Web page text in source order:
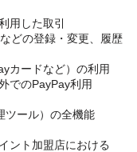
用した取引
どの登録・変更、履歴
カードなど）の利用
でのPayPay利用
ツール）の全機能
ント加盟店における